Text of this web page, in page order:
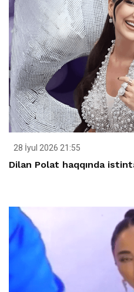
28 İyul 2026 21:55
Dilan Polat haqqında